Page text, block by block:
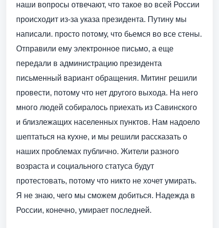
наши вопросы отвечают, что такое во всей России
происходит из-за указа президента. Путину мы
написали. просто потому, что бьемся во все стены.
Отправили ему электронное письмо, а еще
передали в администрацию президента
письменный вариант обращения. Митинг решили
провести, потому что нет другого выхода. На него
много людей собиралось приехать из Савинского
и близлежащих населенных пунктов. Нам надоело
шептаться на кухне, и мы решили рассказать о
наших проблемах публично. Жители разного
возраста и социального статуса будут
протестовать, потому что никто не хочет умирать.
Я не знаю, чего мы сможем добиться. Надежда в
России, конечно, умирает последней.